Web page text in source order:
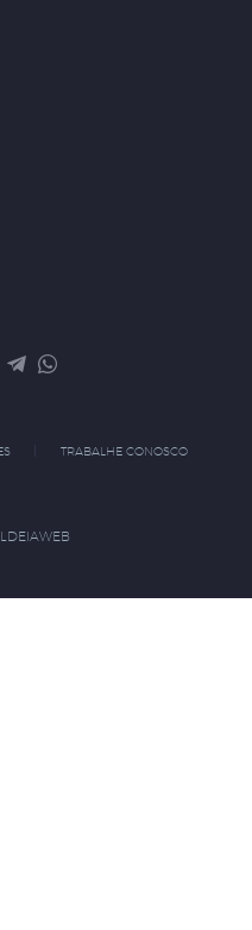
TRABALHE CONOSCO